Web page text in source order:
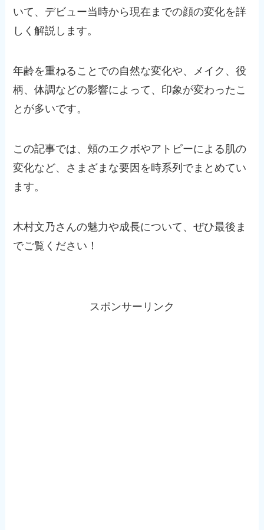
いて、デビュー当時から現在までの顔の変化を詳
しく解説します。
年齢を重ねることでの自然な変化や、メイク、役
柄、体調などの影響によって、印象が変わったこ
とが多いです。
この記事では、頬のエクボやアトピーによる肌の
変化など、さまざまな要因を時系列でまとめてい
ます。
木村文乃さんの魅力や成長について、ぜひ最後ま
でご覧ください！
スポンサーリンク